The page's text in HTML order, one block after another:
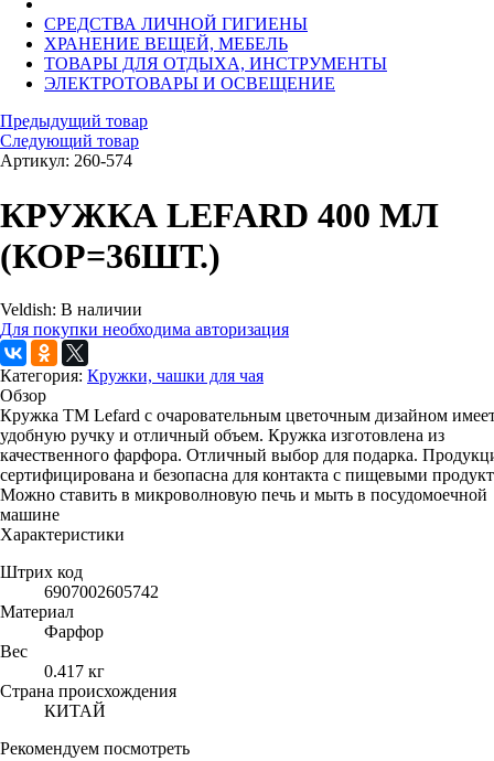
СРЕДСТВА ЛИЧНОЙ ГИГИЕНЫ
ХРАНЕНИЕ ВЕЩЕЙ, МЕБЕЛЬ
ТОВАРЫ ДЛЯ ОТДЫХА, ИНСТРУМЕНТЫ
ЭЛЕКТРОТОВАРЫ И ОСВЕЩЕНИЕ
Предыдущий товар
Следующий товар
Артикул: 260-574
КРУЖКА LEFARD 400 МЛ
(КОР=36ШТ.)
Veldish: В наличии
Для покупки необходима авторизация
Категория: Кружки, чашки для чая
Обзор
Кружка TM Lefard с очаровательным цветочным дизайном
удобную ручку и отличный объем. Кружка изготовлена из
качественного фарфора. Отличный выбор для подарка.
сертифицирована и безопасна для контакта с пищевыми
Можно ставить в микроволновую печь и мыть в посудомоечной
машине
Характеристики
Штрих код
6907002605742
Материал
Фарфор
Вес
0.417 кг
Страна происхождения
КИТАЙ
Рекомендуем посмотреть